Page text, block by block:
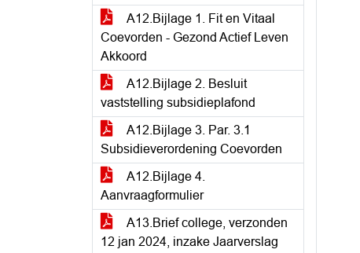
A12.Bijlage 1. Fit en Vitaal
Coevorden - Gezond Actief Leven
Akkoord
A12.Bijlage 2. Besluit
vaststelling subsidieplafond
A12.Bijlage 3. Par. 3.1
Subsidieverordening Coevorden
A12.Bijlage 4.
Aanvraagformulier
A13.Brief college, verzonden
12 jan 2024, inzake Jaarverslag